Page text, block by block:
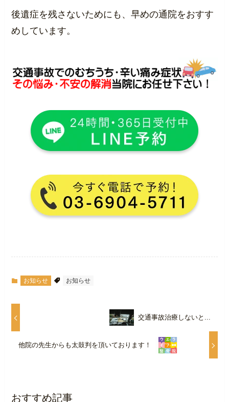
後遺症を残さないためにも、早めの通院をおすす
めしています。
お知らせ お知らせ
交通事故治療しないと...
他院の先生からも太鼓判を頂いております！
おすすめ記事